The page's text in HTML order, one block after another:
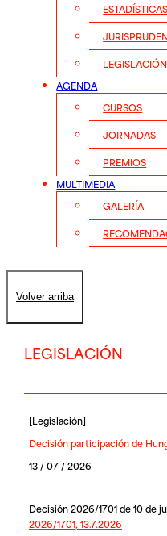
ESTADÍSTICAS
LEGISLACIÓN
AGENDA
CURSOS
JORNADAS
PREMIOS
MULTIMEDIA
GALERÍA
Volver arriba
LEGISLACIÓN
[Legislación]
Decisión participación de
13 / 07 / 2026
Decisión 2026/1701 de 10 de
2026/1701, 13.7.2026